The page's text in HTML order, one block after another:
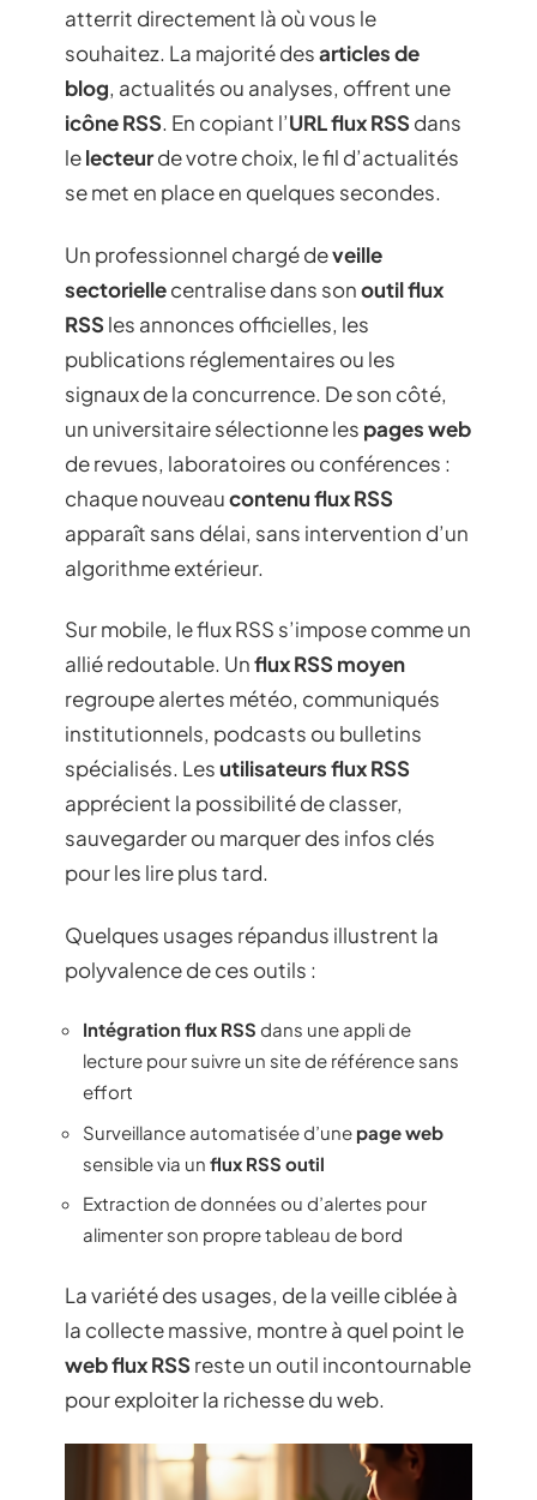
atterrit directement là où vous le
souhaitez. La majorité desarticles de
blog, actualités ou analyses, offrent une
icône RSS. En copiant l’URL flux RSSdans
lelecteurde votre choix, le fil d’actualités
se met en place en quelques secondes.
Un professionnel chargé deveille
sectoriellecentralise dans sonoutil flux
RSSles annonces officielles, les
publications réglementaires ou les
signaux de la concurrence. De son côté,
un universitaire sélectionne les pages web
de revues, laboratoires ou conférences :
chaque nouveaucontenu flux RSS
apparaît sans délai, sans intervention d’un
algorithme extérieur.
Sur mobile, le flux RSS s’impose comme un
allié redoutable. Unflux RSS moyen
regroupe alertes météo, communiqués
institutionnels, podcasts ou bulletins
spécialisés. Lesutilisateurs flux RSS
apprécient la possibilité de classer,
sauvegarder ou marquer des infos clés
pour les lire plus tard.
Quelques usages répandus illustrent la
polyvalence de ces outils :
Intégration flux RSS dans une appli de
lecture pour suivre un site de référence sans
effort
Surveillance automatisée d’une page web
sensible via un flux RSS outil
Extraction de données ou d’alertes pour
alimenter son propre tableau de bord
La variété des usages, de la veille ciblée à
la collecte massive, montre à quel point le
web flux RSSreste un outil incontournable
pour exploiter la richesse du web.